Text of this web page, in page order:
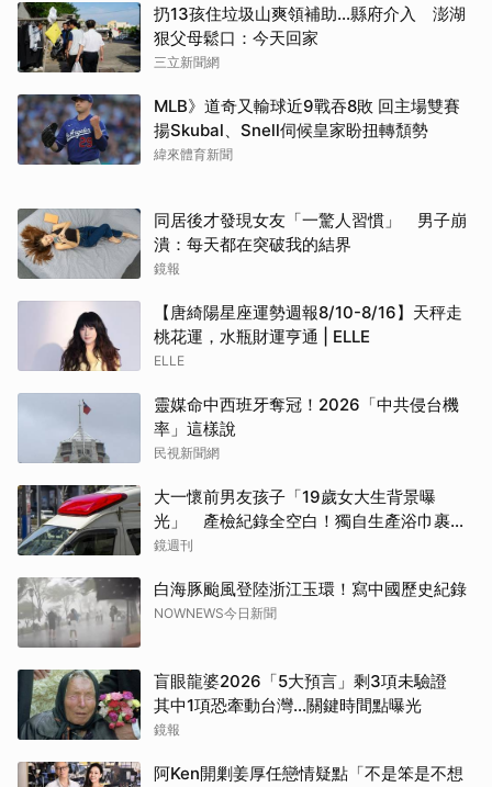
扔13孩住垃圾山爽領補助…縣府介入 澎湖
狠父母鬆口：今天回家
三立新聞網
MLB》道奇又輸球近9戰吞8敗 回主場雙賽
揚Skubal、Snell伺候皇家盼扭轉頹勢
緯來體育新聞
同居後才發現女友「一驚人習慣」 男子崩
潰：每天都在突破我的結界
鏡報
【唐綺陽星座運勢週報8/10-8/16】天秤走
桃花運，水瓶財運亨通 | ELLE
ELLE
靈媒命中西班牙奪冠！2026「中共侵台機
率」這樣說
民視新聞網
大一懷前男友孩子「19歲女大生背景曝
光」 產檢紀錄全空白！獨自生產浴巾裹嬰
屍藏家5天
鏡週刊
白海豚颱風登陸浙江玉環！寫中國歷史紀錄
NOWNEWS今日新聞
盲眼龍婆2026「5大預言」剩3項未驗證
其中1項恐牽動台灣...關鍵時間點曝光
鏡報
阿Ken開剿姜厚任戀情疑點「不是笨是不想